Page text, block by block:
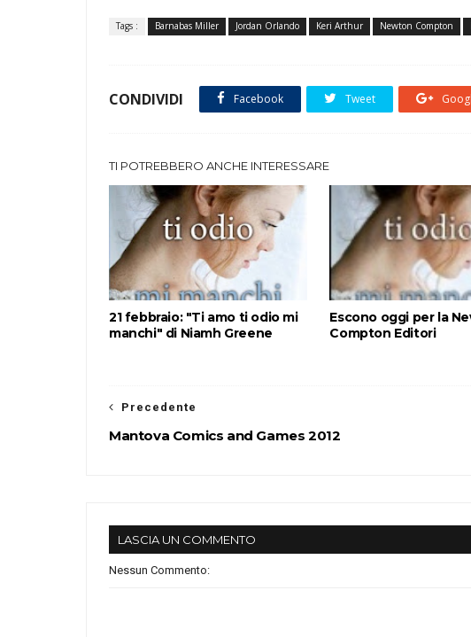
Tags : Barnabas Miller Jordan Orlando Keri Arthur Newton Compton
CONDIVIDI Facebook Tweet
TI POTREBBERO ANCHE INTERESSARE
21 febbraio: "Ti amo ti odio mi
manchi" di Niamh Greene
Escono oggi per la
Compton Editori
Precedente
Mantova Comics and Games 2012
LASCIA UN COMMENTO
Nessun Commento: